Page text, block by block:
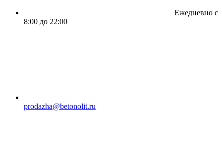
Ежедневно с
8:00 до 22:00
prodazha@betonolit.ru